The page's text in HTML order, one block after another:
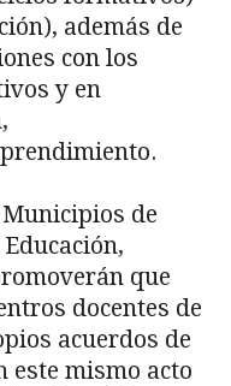
además de
con los
y en
de
que
docentes de
acuerdos de
este mismo acto